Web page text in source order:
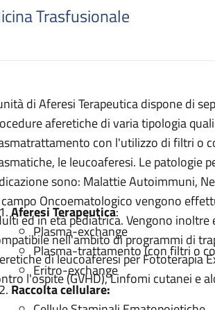
Trasfusionale
terapeutica
di Aferesi Terapeutica dispone di
aferetiche di varia tipologia
con l'utilizzo di filtri o
le leucoaferesi. Le patologie
sono: Malattie Autoimmuni,
Oncoematologico vengono
ed in età pediatrica. Vengono
nell'ambito di programmi di
di leucoaferesi per Fototerapia
l'ospite (GVHD), Linfomi cutanei e
Aferesi Terapeutica:
Plasma-exchange
Plasma-trattamento (con filtri o
Eritro-exchange
Raccolta cellulare: